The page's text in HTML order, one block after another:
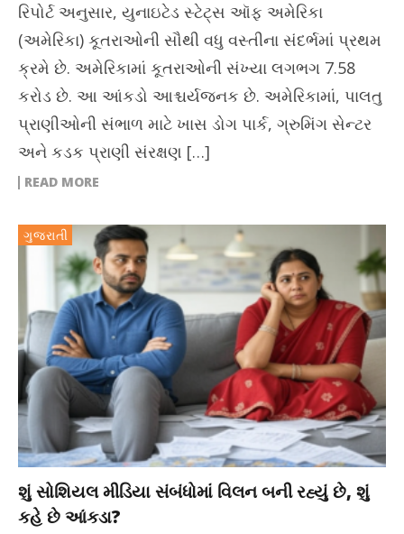
રિપોર્ટ અનુસાર, યુનાઇટેડ સ્ટેટ્સ ઑફ અમેરિકા
(અમેરિકા) કૂતરાઓની સૌથી વધુ વસ્તીના સંદર્ભમાં પ્રથમ
ક્રમે છે. અમેરિકામાં કૂતરાઓની સંખ્યા લગભગ 7.58
કરોડ છે. આ આંકડો આશ્ચર્યજનક છે. અમેરિકામાં, પાલતુ
પ્રાણીઓની સંભાળ માટે ખાસ ડોગ પાર્ક, ગ્રુમિંગ સેન્ટર
અને કડક પ્રાણી સંરક્ષણ […]
READ MORE
ગુજરાતી
શું સોશિયલ મીડિયા સંબંધોમાં વિલન બની રહ્યું છે, શું
કહે છે આંકડા?